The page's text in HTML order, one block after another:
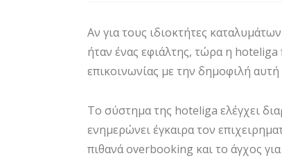
Αν για τους ιδιοκτήτες
ήταν ένας εφιάλτης, τώρα η
επικοινωνίας με την δημοφιλή
Το σύστημα της hoteliga ελέγχει
ενημερώνει έγκαιρα τον
πιθανά overbooking και το άγχος